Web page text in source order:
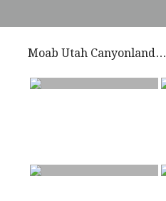
Moab Utah